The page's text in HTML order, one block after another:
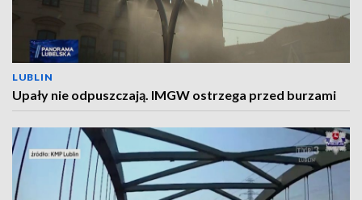
LUBLIN
Upały nie odpuszczają. IMGW ostrzega przed burzami